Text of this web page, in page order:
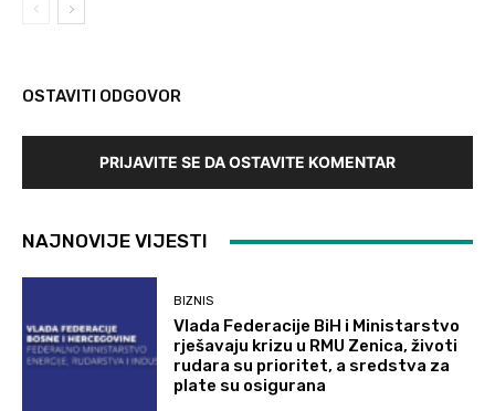
OSTAVITI ODGOVOR
PRIJAVITE SE DA OSTAVITE KOMENTAR
NAJNOVIJE VIJESTI
BIZNIS
Vlada Federacije BiH i Ministarstvo
rješavaju krizu u RMU Zenica, životi
rudara su prioritet, a sredstva za
plate su osigurana